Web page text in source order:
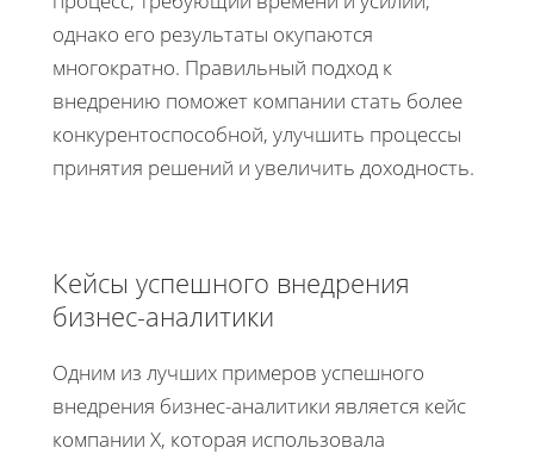
однако его результаты окупаются
многократно. Правильный подход к
внедрению поможет компании стать более
конкурентоспособной, улучшить процессы
принятия решений и увеличить доходность.
Кейсы успешного внедрения
бизнес-аналитики
Одним из лучших примеров успешного
внедрения бизнес-аналитики является кейс
компании X, которая использовала